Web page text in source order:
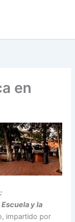
en
y la
impartido por